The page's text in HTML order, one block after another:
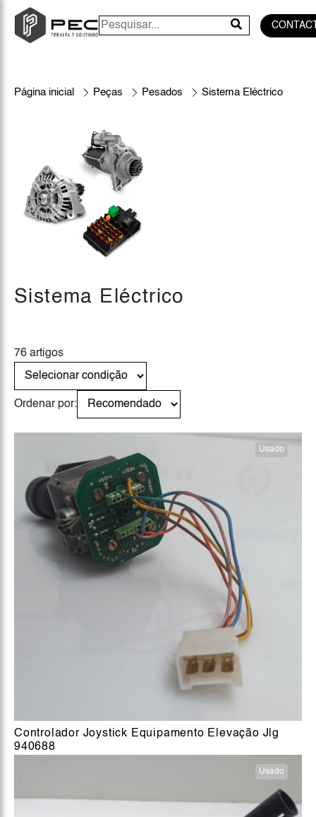
Página inicial Peças Pesados Sistema Eléctrico
Sistema Eléctrico
76 artigos
Ordenar por:
Usado
Controlador Joystick Equipamento Elevação Jlg
940688
Usado